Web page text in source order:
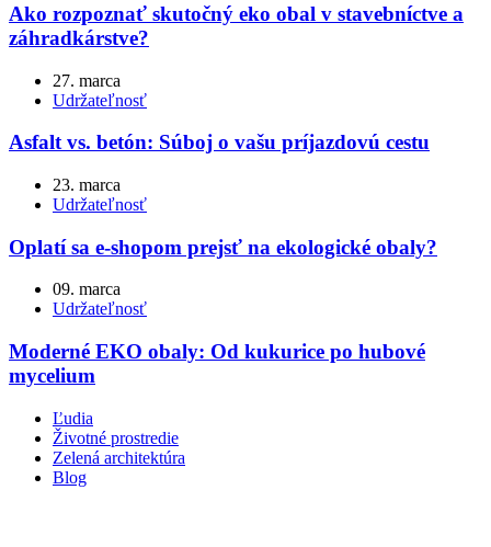
Ako rozpoznať skutočný eko obal v stavebníctve a
záhradkárstve?
27. marca
Udržateľnosť
Asfalt vs. betón: Súboj o vašu príjazdovú cestu
23. marca
Udržateľnosť
Oplatí sa e-shopom prejsť na ekologické obaly?
09. marca
Udržateľnosť
Moderné EKO obaly: Od kukurice po hubové
mycelium
Ľudia
Životné prostredie
Zelená architektúra
Blog